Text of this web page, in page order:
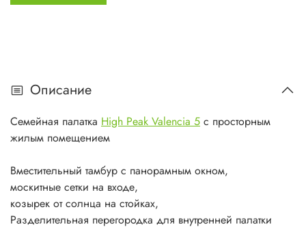
Описание
Семейная палатка High Peak Valencia 5 с просторным
жилым помещением
Вместительный тамбур с панорамным окном,
москитные сетки на входе,
козырек от солнца на стойках,
Разделительная перегородка для внутренней палатки